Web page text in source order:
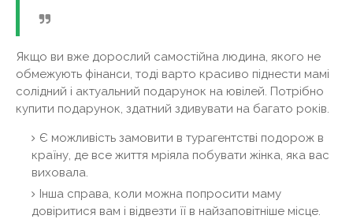
Якщо ви вже дорослий самостійна людина, якого не
обмежують фінанси, тоді варто красиво піднести мамі
солідний і актуальний подарунок на ювілей. Потрібно
купити подарунок, здатний здивувати на багато років.
Є можливість замовити в турагентстві подорож в
країну, де все життя мріяла побувати жінка, яка вас
виховала.
Інша справа, коли можна попросити маму
довіритися вам і відвезти її в найзаповітніше місце.